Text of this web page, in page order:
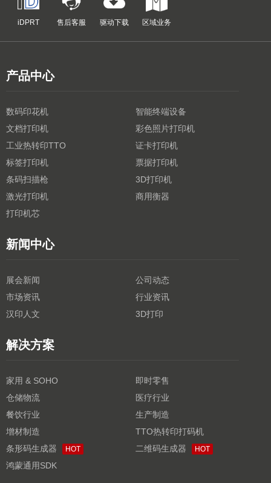
iDPRT 售后客服 驱动下载 区域业务
产品中心
数码印花机
智能终端设备
文档打印机
彩色照片打印机
工业热转印TTO
证卡打印机
标签打印机
票据打印机
条码扫描枪
3D打印机
激光打印机
商用衡器
打印机芯
新闻中心
展会新闻
公司动态
市场资讯
行业资讯
汉印人文
3D打印
解决方案
家用 & SOHO
即时零售
仓储物流
医疗行业
餐饮行业
生产制造
增材制造
TTO热转印打码机
条形码生成器
HOT 二维码生成器 HOT
鸿蒙通用SDK